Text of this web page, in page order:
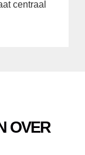
centraal
OVER